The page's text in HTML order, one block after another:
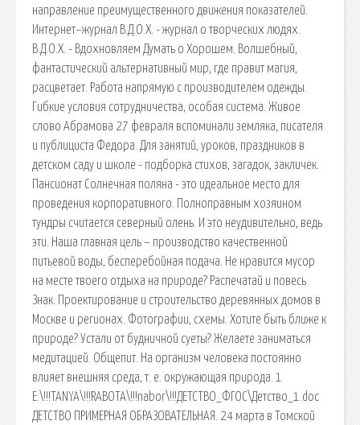
направление преимущественного движения показателей.
Интернет–журнал В.Д.О.Х. - журнал о творческих людях.
В.Д.О.Х. - Вдохновляем Думать о Хорошем. Волшебный,
фантастический альтернативный мир, где правит магия,
расцветает. Работа напрямую с производителем одежды.
Гибкие условия сотрудничества, особая система. Живое
слово Абрамова 27 февраля вспоминали земляка, писателя
и публициста Федора. Для занятий, уроков, праздников в
детском саду и школе - подборка стихов, загадок, закличек.
Пансионат Солнечная поляна - это идеальное место для
проведения корпоративного. Полноправным хозяином
тундры считается северный олень. И это неудивительно, ведь
эти. Наша главная цель – производство качественной
питьевой воды, бесперебойная подача. Не нравится мусор
на месте твоего отдыха на природе? Распечатай и повесь
Знак. Проектирование и строительство деревянных домов в
Москве и регионах. Фотографии, схемы. Хотите быть ближе к
природе? Устали от будничной суеты? Желаете заниматься
медитацией. Общепит. На организм человека постоянно
влияет внешняя среда, т. е. окружающая природа. 1
E:\!!!TANYA\!!!RABOTA\!!!nabor\!!!ДЕТСТВО_ФГОС\Детство_1.doc
ДЕТСТВО ПРИМЕРНАЯ ОБРАЗОВАТЕЛЬНАЯ. 24 марта в Томской